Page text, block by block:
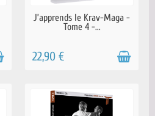
EN STOCK
J’apprends le Krav-Maga -
Tome 4 -...
22,90 €